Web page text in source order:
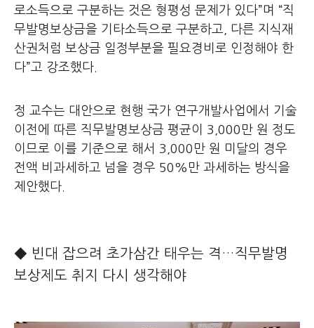
로소득으로 구분하는 것은 형평성 문제가 있다”며 “직
무발명보상금을 기타소득으로 구분하고, 다른 지식재
산권처럼 보상금 일정부분을 필요경비로 인정해야 한
다”고 강조했다.
정 교수는 대안으로 현행 국가 연구개발사업에서 기술
이전에 따른 직무발명보상금 평균이 3,000만 원 정도
이므로 이를 기준으로 해서 3,000만 원 미달의 경우
전액 비과세하고 넘을 경우 50%만 과세하는 방식을
제안했다.
◆ 빈대 잡으려 초가삼간 태우는 격…직무발명
보상제도 취지 다시 생각해야